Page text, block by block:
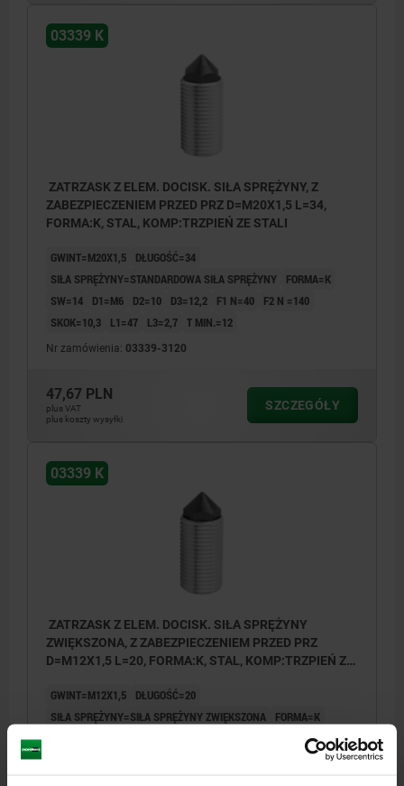
03339 K
ZATRZASK Z ELEM. DOCISK. SIŁA SPRĘŻYNY, Z
ZABEZPIECZENIEM PRZED PRZ D=M20X1,5 L=34,
FORMA:K, STAL, KOMP:TRZPIEŃ ZE STALI
GWINT=M20X1,5
DŁUGOŚĆ=34
SIŁA SPRĘŻYNY=STANDARDOWA SIŁA SPRĘŻYNY
FORMA=K
SW=14
D1=M6 D2=10 D3=12,2 F1 N=40
F2 N =140
SKOK=10,3
L1=47 L3=2,7 T MIN.=12
Nr zamówienia: 03339-3120
47,67 PLN
plus VAT
plus koszty wysyłki
SZCZEGÓŁY
03339 K
ZATRZASK Z ELEM. DOCISK. SIŁA SPRĘŻYNY
ZWIĘKSZONA, Z ZABEZPIECZENIEM PRZED PRZ
D=M12X1,5 L=20, FORMA:K, STAL, KOMP:TRZPIEŃ ZE
GWINT=M12X1,5
DŁUGOŚĆ=20
SIŁA SPRĘŻYNY=SIŁA SPRĘŻYNY ZWIĘKSZONA
FORMA=K